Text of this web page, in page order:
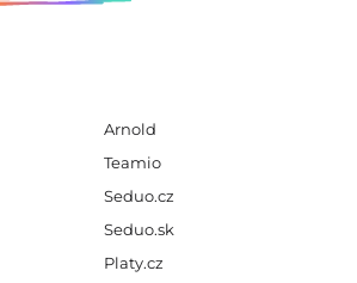
Arnold
Teamio
Seduo.cz
Seduo.sk
Platy.cz